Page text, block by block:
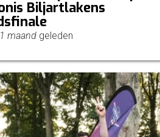
Biljartlakens
maandgeleden